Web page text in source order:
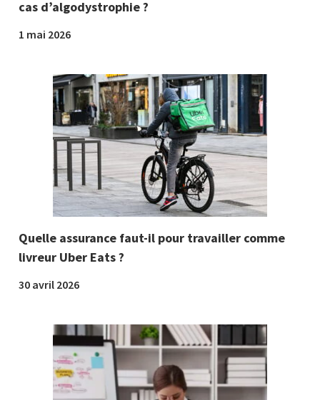
cas d’algodystrophie ?
1 mai 2026
Quelle assurance faut-il pour travailler comme
livreur Uber Eats ?
30 avril 2026